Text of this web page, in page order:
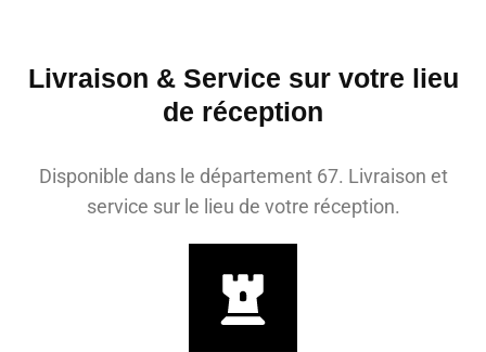
Livraison & Service sur votre lieu
de réception
Disponible dans le département 67. Livraison et
service sur le lieu de votre réception.